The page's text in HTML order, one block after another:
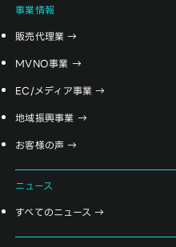
事業情報
販売代理業
MVNO事業
EC/メディア事業
地域振興事業
お客様の声
ニュース
すべてのニュース